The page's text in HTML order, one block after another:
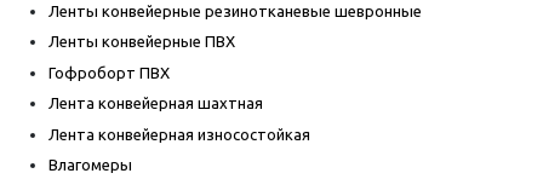
Ленты конвейерные резинотканевые шевронные
Ленты конвейерные ПВХ
Гофроборт ПВХ
Лента конвейерная шахтная
Лента конвейерная износостойкая
Влагомеры